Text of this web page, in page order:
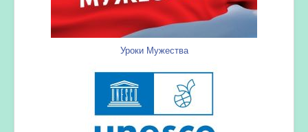
Уроки Мужества